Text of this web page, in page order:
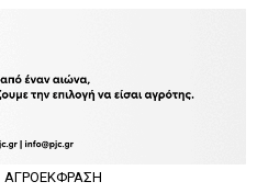
ΑΓΡΟΈΚΦΡΑΣΗ